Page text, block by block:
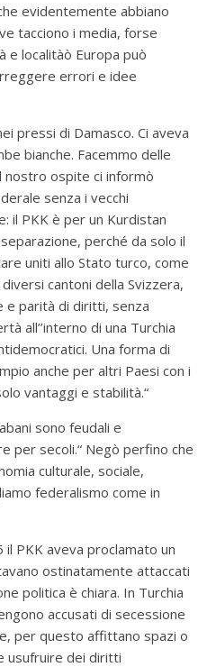
evidentemente abbiano
tacciono i media, forse
e localitàò Europa può
errori e idee
pressi di Damasco. Ci aveva
bianche. Facemmo delle
nostro ospite ci informò
senza i vecchi
il PKK è per un Kurdistan
perché da solo il
uniti allo Stato turco, come
cantoni della Svizzera,
e parità di diritti, senza
all’’interno di una Turchia
Una forma di
anche per altri Paesi con i
vantaggi e stabilità.“
sono feudali e
per secoli.“ Negò perfino che
culturale, sociale,
federalismo come in
PKK aveva proclamato un
ostinatamente attaccati
politica è chiara. In Turchia
accusati di secessione
per questo affittano spazi o
usufruire dei diritti